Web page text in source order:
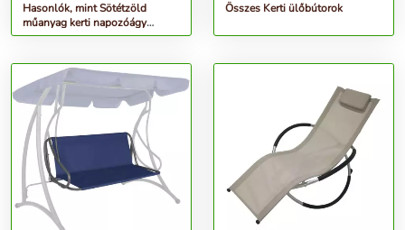
Hasonlók, mint Sötétzöld
műanyag kerti napozóágy
Atlantic – Keter
Összes Kerti ülőbútorok